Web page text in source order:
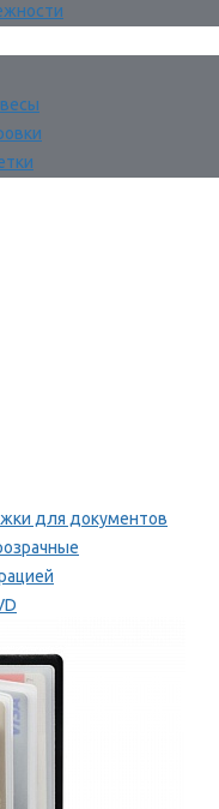
для документов